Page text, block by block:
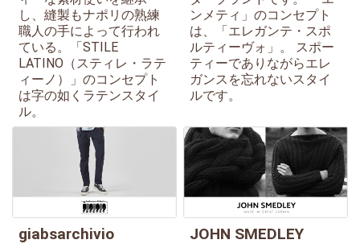
し、縫製もナポリの熟練
職人の手によって行われ
ている。「STILE
LATINO（スティレ・ラテ
ィーノ）」のコンセプト
は字の如くラテンスタイ
ル。
ンメティ」のコンセプト
は、「エレガンテ・スポ
ルティーヴォ」。 スポー
ティーでありながらエレ
ガンスを忘れないスタイ
ルです。
giabsarchivio JOHN SMEDLEY